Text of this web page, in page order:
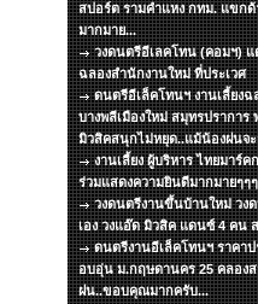
สปอร์ต รามคำแหง กทม. แขก
มากมาย...
วงดนตรีอีเลคโทน (คอมฯ)
ฉลองสำนักงานใหม่ ที่ประเวศ
ดนตรีอีเล็คโทนฯ งานเลี้ยง
บางพลีเมืองใหม่ สมุทรปรากา
มิวสิคสนุกไม่หยุด..แม้น้องฝนจ
งานเลี้ยง ผู้บริหาร ไทยมาร์
ร่วมแสดงความยินดีมากมายๆๆ
วงดนตรีงานขึ้นบ้านใหม่ วง
เอง วงแอ๊ด มิวสิค แดนซ์ 4 คน
ดนตรีงานอีเล็คโทนฯ ราคา
อบอุ่น ม.กฤษดานคร 25 คลอง
ฝน..ขอบคุณมากครับ...